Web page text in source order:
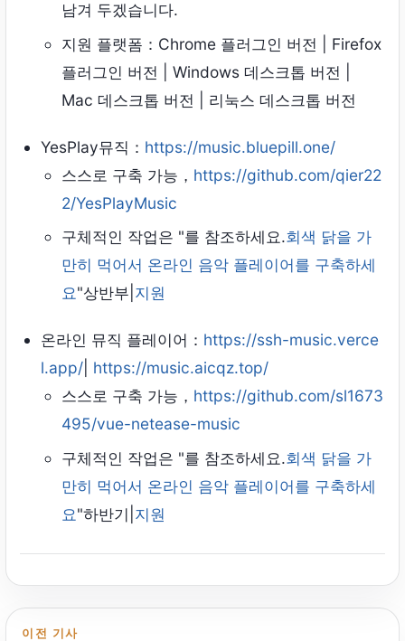
남겨 두겠습니다.
지원 플랫폼：Chrome 플러그인 버전 | Firefox
플러그인 버전 | Windows 데스크톱 버전 |
Mac 데스크톱 버전 | 리눅스 데스크톱 버전
YesPlay뮤직： https://music.bluepill.one/
스스로 구축 가능， https://github.com/qier22
2/YesPlayMusic
구체적인 작업은 "를 참조하세요.회색 닭을 가
만히 먹어서 온라인 음악 플레이어를 구축하세
요"상반부| 지원
온라인 뮤직 플레이어： https://ssh-music.verce
l.app/ https://music.aicqz.top/
스스로 구축 가능， https://github.com/sl1673
495/vue-netease-music
구체적인 작업은 "를 참조하세요.회색 닭을 가
만히 먹어서 온라인 음악 플레이어를 구축하세
요"하반기| 지원
이전 기사